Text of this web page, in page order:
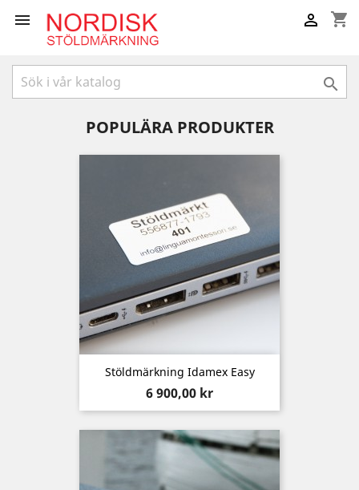
 shopping_cart


POPULÄRA PRODUKTER
Stöldmärkning Idamex Easy
Pris
6 900,00 kr